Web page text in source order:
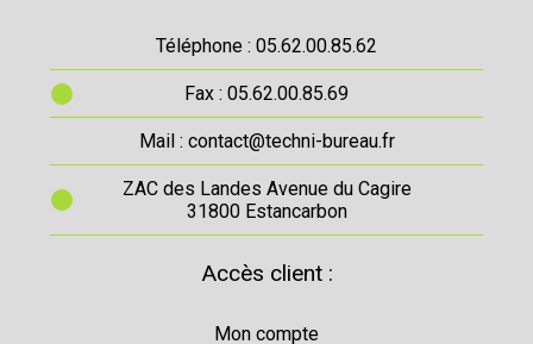
Téléphone : 05.62.00.85.62
Fax : 05.62.00.85.69
Mail : contact@techni-bureau.fr
ZAC des Landes Avenue du Cagire
31800 Estancarbon
Accès client :
Mon compte